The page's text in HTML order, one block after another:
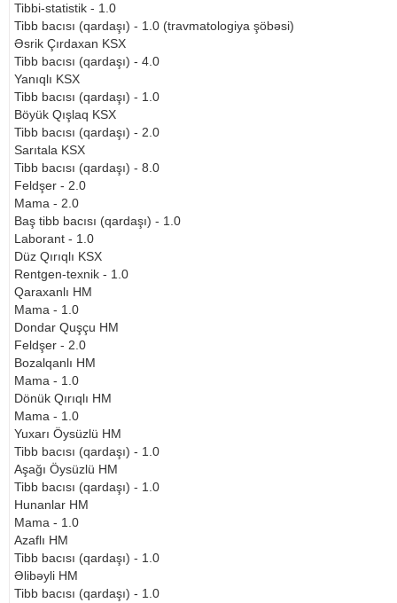
Tibbi-statistik - 1.0
Tibb bacısı (qardaşı) - 1.0 (travmatologiya şöbəsi)
Əsrik Çırdaxan KSX
Tibb bacısı (qardaşı) - 4.0
Yanıqlı KSX
Tibb bacısı (qardaşı) - 1.0
Böyük Qışlaq KSX
Tibb bacısı (qardaşı) - 2.0
Sarıtala KSX
Tibb bacısı (qardaşı) - 8.0
Feldşer - 2.0
Mama - 2.0
Baş tibb bacısı (qardaşı) - 1.0
Laborant - 1.0
Düz Qırıqlı KSX
Rentgen-texnik - 1.0
Qaraxanlı HM
Mama - 1.0
Dondar Quşçu HM
Feldşer - 2.0
Bozalqanlı HM
Mama - 1.0
Dönük Qırıqlı HM
Mama - 1.0
Yuxarı Öysüzlü HM
Tibb bacısı (qardaşı) - 1.0
Aşağı Öysüzlü HM
Tibb bacısı (qardaşı) - 1.0
Hunanlar HM
Mama - 1.0
Azaflı HM
Tibb bacısı (qardaşı) - 1.0
Əlibəyli HM
Tibb bacısı (qardaşı) - 1.0